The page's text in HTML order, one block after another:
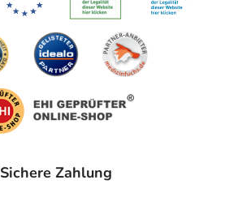
Sichere Zahlung